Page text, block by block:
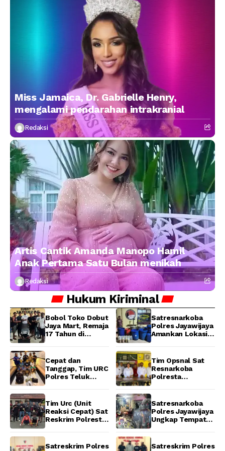
Miss Jamaica, Dr. Gabrielle Henry,
mengalami pendarahan intrakranial
Redaksi
Artis Cantik Amanda Manopo Hamil
Anak Pertama Satu Bulan menikah
Redaksi
Hukum Kiriminal
Bobol Toko Dobut
Jaya Mart, Remaja
17 Tahun di
URC Resmob
Jatanras Polda
Papua Barat
Satresnarkoba
Polres Jayawijaya
Amankan Lokasi
Wamena
Cepat dan
Tanggap, Tim URC
Polres Teluk
Pelaku Pencurian
di SMA
Sanawesen
Tim Opsnal Sat
Resnarkoba
Polresta
Kasus Tindak
Pidana Narkotika
Golongan I Jenis
Shabu di SP 4
Tim Urc (Unit
Reaksi Cepat) Sat
Reskrim Polresta
2 Pelaku
Satresnarkoba
Polres Jayawijaya
Ungkap Tempat
Wamena
Satreskrim Polres
Satreskrim Polres